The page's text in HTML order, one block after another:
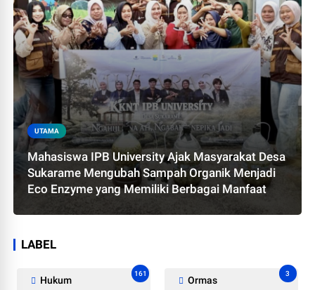
UTAMA
Mahasiswa IPB University Ajak Masyarakat Desa
Sukarame Mengubah Sampah Organik Menjadi
Eco Enzyme yang Memiliki Berbagai Manfaat
LABEL
Hukum
161
Ormas
3